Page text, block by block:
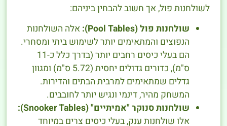
לשולחנות פול, אך חשוב להבחין ביניהם:
שולחנות פול (Pool Tables):
אלה השולחנות
הנפוצים והמתאימים יותר לשימוש ביתי ומסחרי.
הם בעלי כיסים רחבים יותר (בדרך כלל כ-11
ס"מ), כדורים גדולים יחסית (5.72 ס"מ) ומגוון
גדלים שמתאימים למרבית הבתים והדירות.
המשחק מהיר, דינמי ונגיש יותר לחובבים.
שולחנות סנוקר "אמיתיים" (Snooker Tables):
אלו שולחנות ענק, בעלי כיסים צרים במיוחד